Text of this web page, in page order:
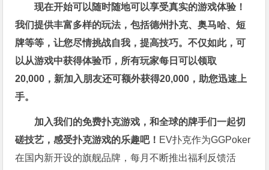
现在开始可以随时随地可以享受真实的游戏体验！
我们提供丰富多样的玩法，包括德州扑克、奥马哈、短
牌等等，让您尽情挑战自我，提高技巧。不仅如此，可
以从游戏中获得体验币，所有玩家每日可以领取
20,000，新加入朋友还可额外获得20,000，助您迅速上
手。
加入我们的免费扑克游戏，和全球的牌手们一起切
磋技艺，感受扑克游戏的乐趣吧！ EV扑克作为GGPoker
在国内新开设的旗舰品牌，每月不断推出福利反馈活